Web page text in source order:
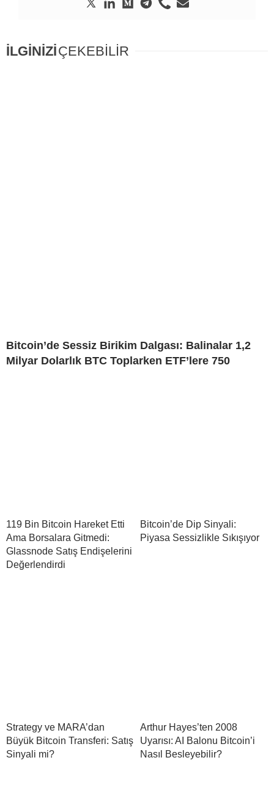
İLGİNİZİÇEKEBİLİR
Bitcoin’de Sessiz Birikim Dalgası: Balinalar 1,2
Milyar Dolarlık BTC Toplarken ETF’lere 750
119 Bin Bitcoin Hareket Etti
Ama Borsalara Gitmedi:
Glassnode Satış Endişelerini
Değerlendirdi
Bitcoin’de Dip Sinyali:
Piyasa Sessizlikle Sıkışıyor
Strategy ve MARA’dan
Büyük Bitcoin Transferi: Satış
Sinyali mi?
Arthur Hayes’ten 2008
Uyarısı: AI Balonu Bitcoin’i
Nasıl Besleyebilir?